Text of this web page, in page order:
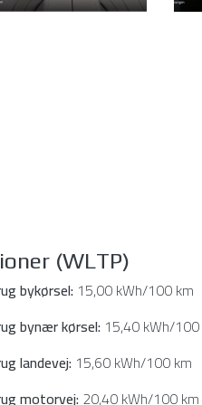
(WLTP)
bykørsel: 15,00 kWh/100 km
bynær kørsel: 15,40 kWh/
landevej: 15,60 kWh/100 km
motorvej: 20,40 kWh/100 km